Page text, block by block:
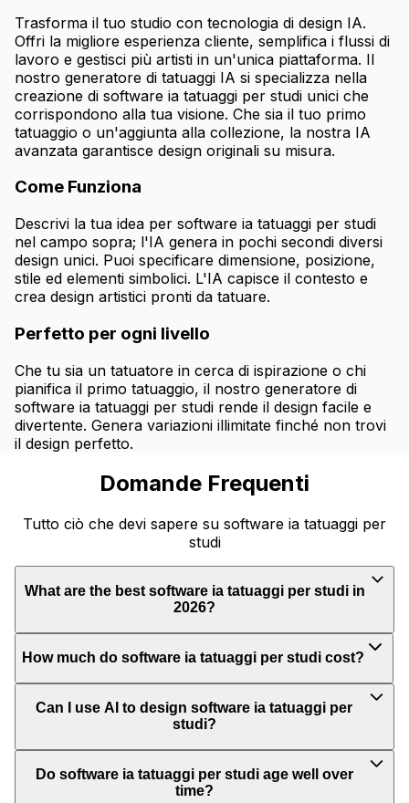
Trasforma il tuo studio con tecnologia di design IA.
Offri la migliore esperienza cliente, semplifica i flussi di
lavoro e gestisci più artisti in un'unica piattaforma. Il
nostro generatore di tatuaggi IA si specializza nella
creazione di software ia tatuaggi per studi unici che
corrispondono alla tua visione. Che sia il tuo primo
tatuaggio o un'aggiunta alla collezione, la nostra IA
avanzata garantisce design originali su misura.
Come Funziona
Descrivi la tua idea per software ia tatuaggi per studi
nel campo sopra; l'IA genera in pochi secondi diversi
design unici. Puoi specificare dimensione, posizione,
stile ed elementi simbolici. L'IA capisce il contesto e
crea design artistici pronti da tatuare.
Perfetto per ogni livello
Che tu sia un tatuatore in cerca di ispirazione o chi
pianifica il primo tatuaggio, il nostro generatore di
software ia tatuaggi per studi rende il design facile e
divertente. Genera variazioni illimitate finché non trovi
il design perfetto.
Domande Frequenti
Tutto ciò che devi sapere su software ia tatuaggi per
studi
What are the best software ia tatuaggi per studi in
2026?
How much do software ia tatuaggi per studi cost?
Can I use AI to design software ia tatuaggi per
studi?
Do software ia tatuaggi per studi age well over
time?